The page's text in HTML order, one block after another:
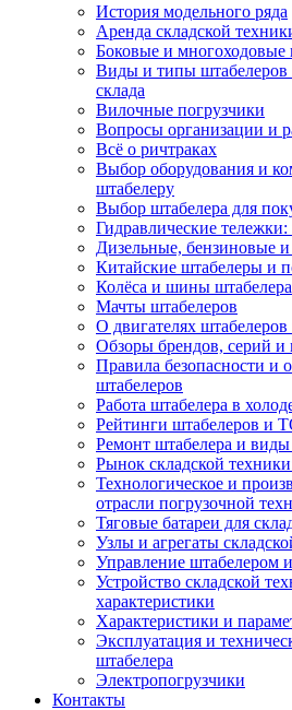
История модельного ряда
Аренда складской
Боковые и многоходовые
Виды и типы штабелеров
склада
Вилочные погрузчики
Вопросы организации и
Всё о ричтраках
Выбор оборудования и
штабелеру
Выбор штабелера для
Гидравлические
Дизельные, бензиновые и
Китайские штабелеры и
Колёса и шины штабелера
Мачты штабелеров
О двигателях штабелеров
Обзоры брендов, серий и
Правила безопасности и
штабелеров
Работа штабелера в
Рейтинги штабелеров и
Ремонт штабелера и
Рынок складской
Технологическое и
отрасли погрузочной
Тяговые батареи для
Узлы и агрегаты
Управление штабелером
Устройство складской
характеристики
Характеристики и
Эксплуатация и
штабелера
Электропогрузчики
Контакты